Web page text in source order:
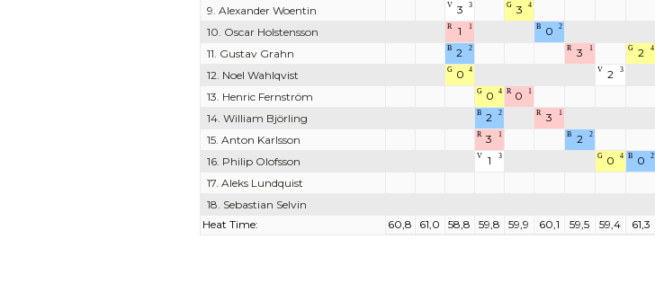
9. Alexander Woentin
V 3 3 G 3 4
10. Oscar Holstensson R 1 1 B 0 2
11. Gustav Grahn
B 2 2 R 3 1 G 2 4
12. Noel Wahlqvist G 0 4 V 2 3
13. Henric Fernström G 0 4 R 0 1
14. William Björling
B 2 2 R 3 1
15. Anton Karlsson R 3 1 B 2 2
16. Philip Olofsson V 1 3 G 0 4 B 0 2
17. Aleks Lundquist
18. Sebastian Selvin
Heat Time:
60,8 61,0 58,8 59,8 59,9 60,1 59,5 59,4 61,3